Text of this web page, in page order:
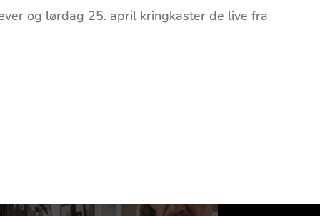
og lørdag 25. april kringkaster de live fra